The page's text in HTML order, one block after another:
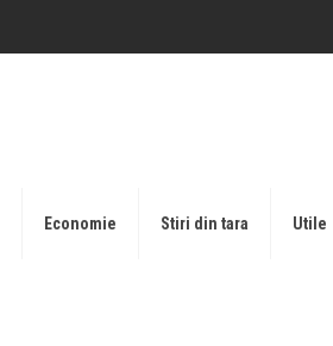
Economie Stiri din tara Utile